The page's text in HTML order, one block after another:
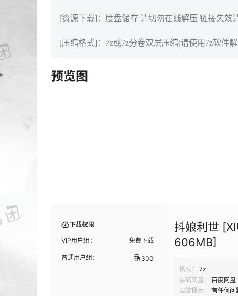
[资源下载]：度盘储存 请切勿在线解压 链接失效
[压缩格式]：7z或7z分卷双层压缩(请使用7z软件
预览图
下载权限
VIP用户组： 免费下载
普通用户组： 300
抖娘利世
606MB]
格式： 7z
存储网盘：
百度网盘
温馨提示：
有任何问